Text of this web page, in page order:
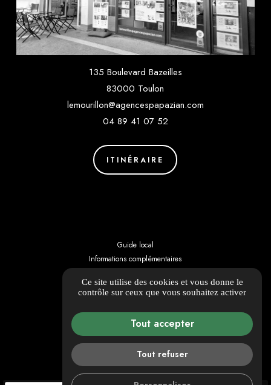
135 Boulevard Bazeilles
83000 Toulon
lemourillon@agencespapazian.com
04 89 41 07 52
ITINÉRAIRE
Guide local
Informations complémentaires
Politique de confidentialité
Barème d'honoraires
Gestion des cookies
Ce site utilise des cookies et vous donne le
contrôle sur ceux que vous souhaitez activer
Tout accepter
Tout refuser